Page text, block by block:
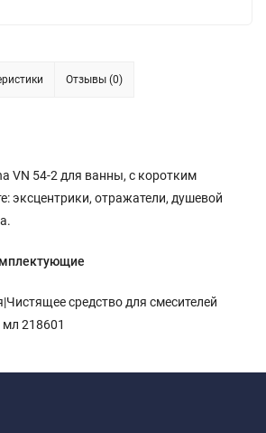
Отзывы (0)
VN 54-2 для ванны, с коротким
эксцентрики, отражатели, душевой
средство для смесителей
мл 218601